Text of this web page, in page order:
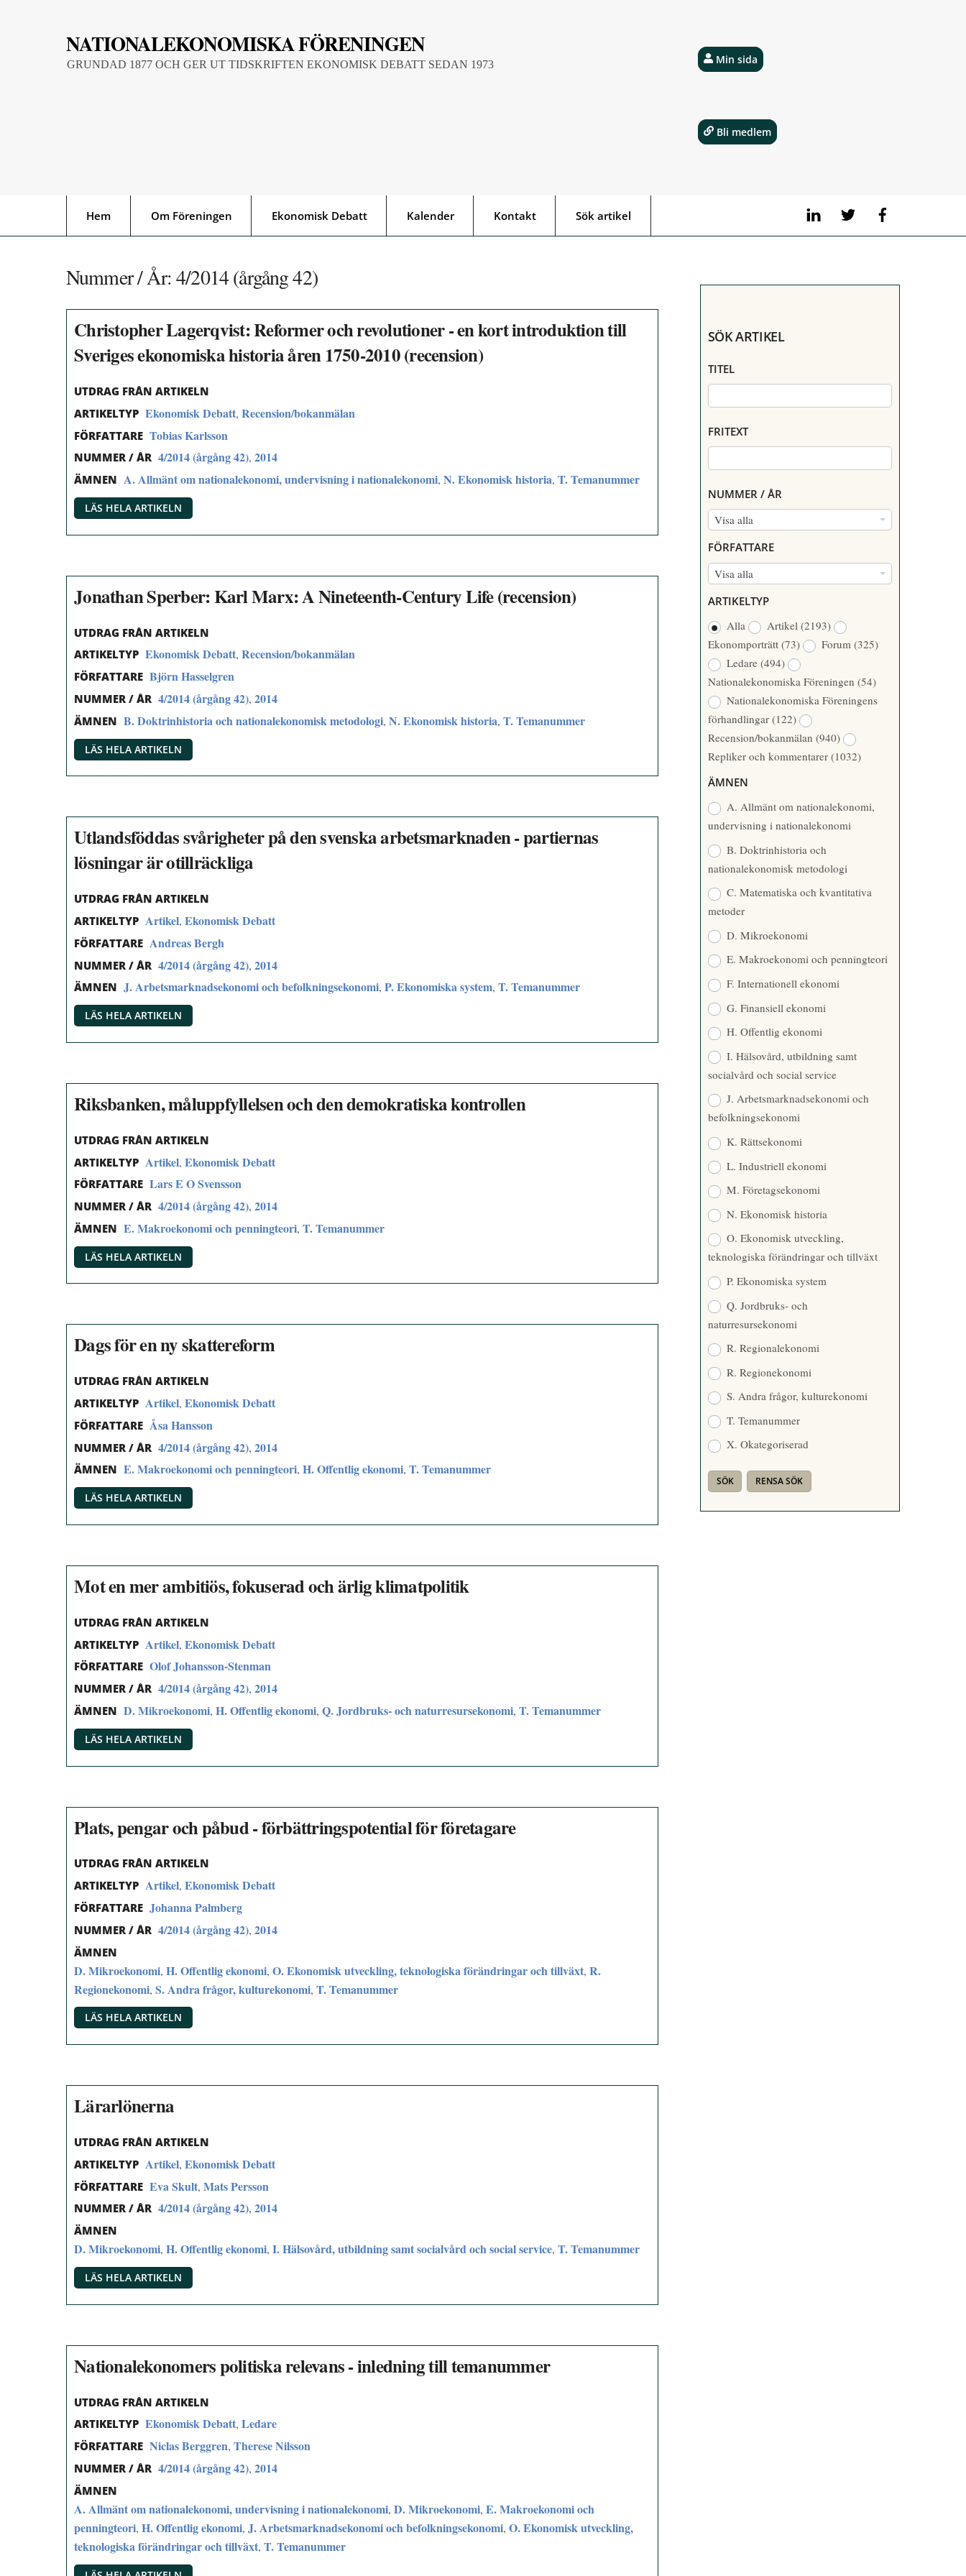
NATIONALEKONOMISKA FÖRENINGEN
GRUNDAD 1877 OCH GER UT TIDSKRIFTEN EKONOMISK DEBATT SEDAN 1973
LinkedIn Twitter
Hem Om Föreningen Ekonomisk Debatt Kalender Kontakt Sök artikel
Min sida
Bli medlem
Nummer / År:4/2014 (årgång 42)
Christopher Lagerqvist: Reformer och revolutioner - en kort introduktion till
Sveriges ekonomiska historia åren 1750-2010 (recension)
UTDRAG FRÅN ARTIKELN
ARTIKELTYP Ekonomisk Debatt, Recension/bokanmälan
FÖRFATTARE Tobias Karlsson
NUMMER / ÅR 4/2014 (årgång 42), 2014
ÄMNEN A. Allmänt om nationalekonomi, undervisning i nationalekonomi, N. Ekonomisk historia, T. Temanummer
LÄS HELA ARTIKELN
Jonathan Sperber: Karl Marx: A Nineteenth-Century Life (recension)
UTDRAG FRÅN ARTIKELN
ARTIKELTYP Ekonomisk Debatt, Recension/bokanmälan
FÖRFATTARE Björn Hasselgren
NUMMER / ÅR 4/2014 (årgång 42), 2014
ÄMNEN B. Doktrinhistoria och nationalekonomisk metodologi, N. Ekonomisk historia, T. Temanummer
LÄS HELA ARTIKELN
Utlandsföddas svårigheter på den svenska arbetsmarknaden - partiernas
lösningar är otillräckliga
UTDRAG FRÅN ARTIKELN
ARTIKELTYP Artikel, Ekonomisk Debatt
FÖRFATTARE Andreas Bergh
NUMMER / ÅR 4/2014 (årgång 42), 2014
ÄMNEN J. Arbetsmarknadsekonomi och befolkningsekonomi, P. Ekonomiska system, T. Temanummer
LÄS HELA ARTIKELN
Riksbanken, måluppfyllelsen och den demokratiska kontrollen
UTDRAG FRÅN ARTIKELN
ARTIKELTYP Artikel, Ekonomisk Debatt
FÖRFATTARE Lars E O Svensson
NUMMER / ÅR 4/2014 (årgång 42), 2014
ÄMNEN E. Makroekonomi och penningteori, T. Temanummer
LÄS HELA ARTIKELN
Dags för en ny skattereform
UTDRAG FRÅN ARTIKELN
ARTIKELTYP Artikel, Ekonomisk Debatt
FÖRFATTARE Åsa Hansson
NUMMER / ÅR 4/2014 (årgång 42), 2014
ÄMNEN E. Makroekonomi och penningteori, H. Offentlig ekonomi, T. Temanummer
LÄS HELA ARTIKELN
Mot en mer ambitiös, fokuserad och ärlig klimatpolitik
UTDRAG FRÅN ARTIKELN
ARTIKELTYP Artikel, Ekonomisk Debatt
FÖRFATTARE Olof Johansson-Stenman
NUMMER / ÅR 4/2014 (årgång 42), 2014
ÄMNEN D. Mikroekonomi, H. Offentlig ekonomi, Q. Jordbruks- och naturresursekonomi, T. Temanummer
LÄS HELA ARTIKELN
Plats, pengar och påbud - förbättringspotential för företagare
UTDRAG FRÅN ARTIKELN
ARTIKELTYP Artikel, Ekonomisk Debatt
FÖRFATTARE Johanna Palmberg
NUMMER / ÅR 4/2014 (årgång 42), 2014
ÄMNEN
D. Mikroekonomi, H. Offentlig ekonomi, O. Ekonomisk utveckling, teknologiska förändringar och tillväxt, R.
Regionekonomi, S. Andra frågor, kulturekonomi, T. Temanummer
LÄS HELA ARTIKELN
Lärarlönerna
UTDRAG FRÅN ARTIKELN
ARTIKELTYP Artikel, Ekonomisk Debatt
FÖRFATTARE Eva Skult, Mats Persson
NUMMER / ÅR 4/2014 (årgång 42), 2014
ÄMNEN
D. Mikroekonomi, H. Offentlig ekonomi, I. Hälsovård, utbildning samt socialvård och social service, T. Temanummer
LÄS HELA ARTIKELN
Nationalekonomers politiska relevans - inledning till temanummer
UTDRAG FRÅN ARTIKELN
ARTIKELTYP Ekonomisk Debatt, Ledare
FÖRFATTARE Niclas Berggren, Therese Nilsson
NUMMER / ÅR 4/2014 (årgång 42), 2014
ÄMNEN
A. Allmänt om nationalekonomi, undervisning i nationalekonomi, D. Mikroekonomi, E. Makroekonomi och
penningteori, H. Offentlig ekonomi, J. Arbetsmarknadsekonomi och befolkningsekonomi, O. Ekonomisk utveckling,
teknologiska förändringar och tillväxt, T. Temanummer
SÖK ARTIKEL
TITEL
FRITEXT
NUMMER / ÅR
Visa alla
N
M
M
/
Å
R
FÖRFATTARE
Visa alla
R
F
A
T
T
A
R
E
ARTIKELTYP
Alla
Artikel (2193)
Ekonomporträtt (73) Forum (325)
Ledare (494)
Nationalekonomiska Föreningen (54)
Nationalekonomiska Föreningens
förhandlingar (122)
Recension/bokanmälan (940)
Repliker och kommentarer (1032)
ÄMNEN
A. Allmänt om nationalekonomi,
undervisning i nationalekonomi
B. Doktrinhistoria och
nationalekonomisk metodologi
C. Matematiska och kvantitativa
metoder
D. Mikroekonomi
E. Makroekonomi och penningteori
F. Internationell ekonomi
G. Finansiell ekonomi
H. Offentlig ekonomi
I. Hälsovård, utbildning samt
socialvård och social service
J. Arbetsmarknadsekonomi och
befolkningsekonomi
K. Rättsekonomi
L. Industriell ekonomi
M. Företagsekonomi
N. Ekonomisk historia
O. Ekonomisk utveckling,
teknologiska förändringar och tillväxt
P. Ekonomiska system
Q. Jordbruks- och
naturresursekonomi
R. Regionalekonomi
R. Regionekonomi
S. Andra frågor, kulturekonomi
T. Temanummer
X. Okategoriserad